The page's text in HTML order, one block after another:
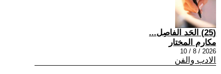
(25) الحَد الفاصِل...
مكارم المختار
2026 / 8 / 10
الادب والفن